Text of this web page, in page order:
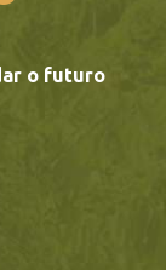
o futuro